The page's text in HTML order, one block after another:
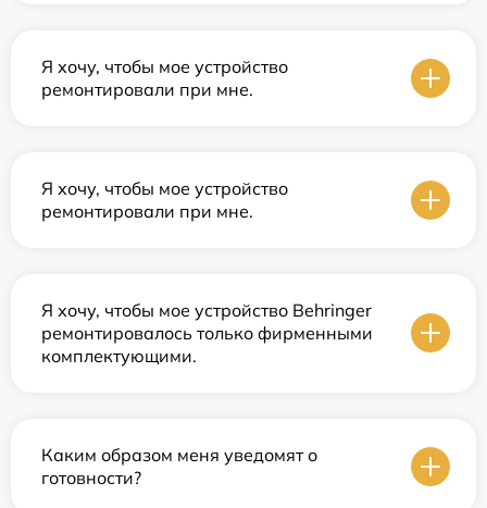
Я хочу, чтобы мое устройство
ремонтировали при мне.
Я хочу, чтобы мое устройство
ремонтировали при мне.
Я хочу, чтобы мое устройство Behringer
ремонтировалось только фирменными
комплектующими.
Каким образом меня уведомят о
готовности?